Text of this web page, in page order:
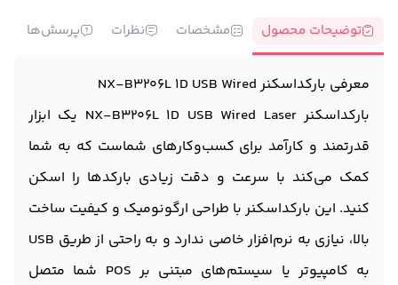
توضیحات محصول مشخصات نظرات پرسش‌ها
معرفی بارکداسکنر NX-B3206L 1D USB Wired
بارکداسکنر NX-B3206L 1D USB Wired Laser یک ابزار
قدرتمند و کارآمد برای کسب‌وکارهای شماست که به شما
کمک می‌کند با سرعت و دقت زیادی بارکدها را اسکن
کنید. این بارکداسکنر با طراحی ارگونومیک و کیفیت ساخت
بالا، نیازی به نرم‌افزار خاصی ندارد و به راحتی از طریق USB
به کامپیوتر یا سیستم‌های مبتنی بر POS شما متصل